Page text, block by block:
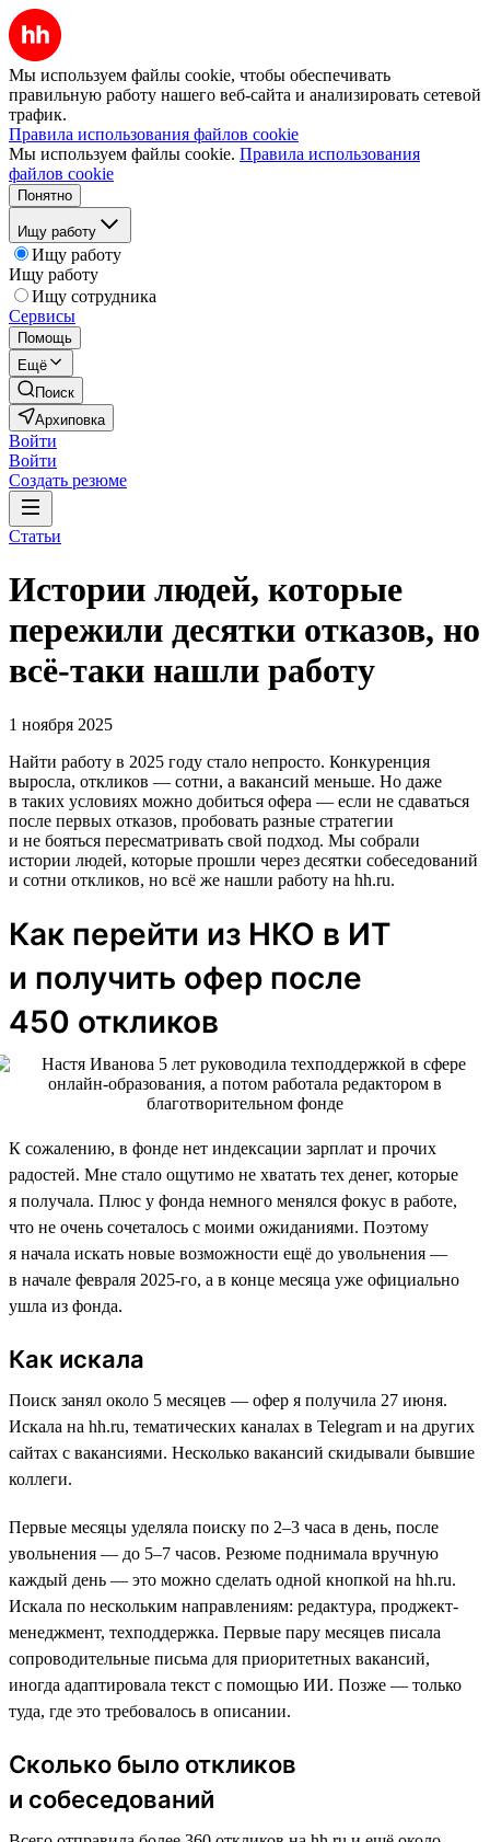
Мы используем файлы cookie, чтобы обеспечивать
правильную работу нашего веб-сайта и анализировать сетевой
трафик.
Правила использования файлов cookie
Мы используем файлы cookie. Правила использования
файлов cookie
Понятно
Ищу работу
Ищу работу
Ищу работу
Ищу сотрудника
Сервисы
Помощь
Ещё
Поиск
Архиповка
Войти
Войти
Создать резюме
Статьи
Истории людей, которые
пережили десятки отказов, но
всё-таки нашли работу
1 ноября 2025
Найти работу в 2025 году стало непросто. Конкуренция
выросла, откликов — сотни, а вакансий меньше. Но даже
в таких условиях можно добиться офера — если не сдаваться
после первых отказов, пробовать разные стратегии
и не бояться пересматривать свой подход. Мы собрали
истории людей, которые прошли через десятки собеседований
и сотни откликов, но всё же нашли работу на hh.ru.
Как перейти из НКО в ИТ
и получить офер после
450 откликов
К сожалению, в фонде нет индексации зарплат и прочих
радостей. Мне стало ощутимо не хватать тех денег, которые
я получала. Плюс у фонда немного менялся фокус в работе,
что не очень сочеталось с моими ожиданиями. Поэтому
я начала искать новые возможности ещё до увольнения —
в начале февраля 2025-го, а в конце месяца уже официально
ушла из фонда.
Как искала
Поиск занял около 5 месяцев — офер я получила 27 июня.
Искала на hh.ru, тематических каналах в Telegram и на других
сайтах с вакансиями. Несколько вакансий скидывали бывшие
коллеги.
Первые месяцы уделяла поиску по 2–3 часа в день, после
увольнения — до 5–7 часов. Резюме поднимала вручную
каждый день — это можно сделать одной кнопкой на hh.ru.
Искала по нескольким направлениям: редактура, проджект-
менеджмент, техподдержка. Первые пару месяцев писала
сопроводительные письма для приоритетных вакансий,
иногда адаптировала текст с помощью ИИ. Позже — только
туда, где это требовалось в описании.
Сколько было откликов
и собеседований